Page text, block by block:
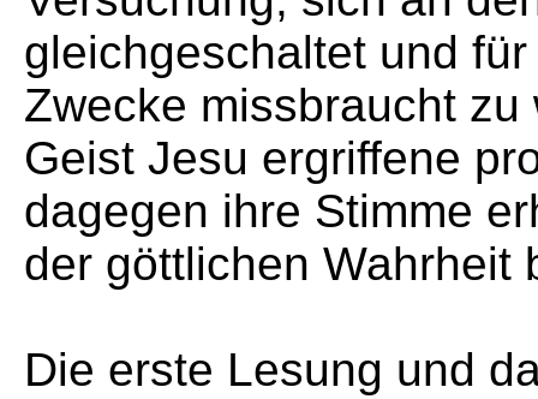
gleichgeschaltet und
Zwecke missbraucht
Geist Jesu ergriffene
dagegen ihre Stimme
der göttlichen Wahrheit
Die erste Lesung und